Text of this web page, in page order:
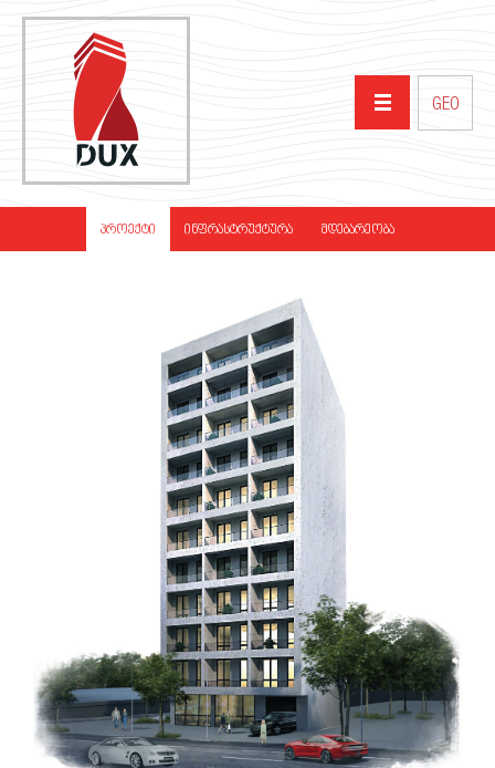
GEO
ᲛᲗᲐᲕᲐᲠᲘ
ᲞᲠᲝᲔᲥᲢᲔᲑᲘ
ᲞᲐᲠᲢᲜᲘᲝᲠᲔᲑᲘ
ᲡᲘᲐᲮᲚᲔᲔᲑᲘ
ᲙᲝᲜᲢᲐᲥᲢᲘ
ᲞᲠᲝᲔᲥᲢᲘ ᲘᲜᲤᲠᲐᲡᲢᲠᲣᲥᲢᲣᲠᲐ ᲛᲓᲔᲑᲐᲠᲔᲝᲑᲐ